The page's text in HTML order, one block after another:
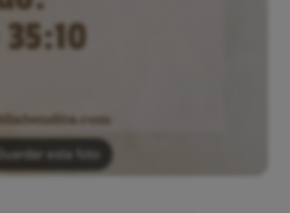
Guardar esta foto